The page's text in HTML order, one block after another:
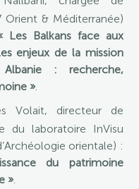
Orient & Méditerranée)
Les Balkans face aux
enjeux de la mission
: recherche,
».
Volait, directeur de
du laboratoire InVisu
orientale) :
du patrimoine
».